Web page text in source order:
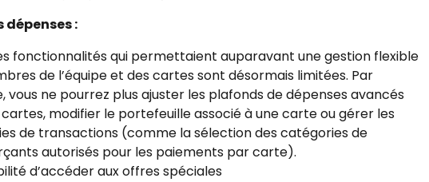
dépenses :
fonctionnalités qui permettaient auparavant une gestion flexible
de l’équipe et des cartes sont désormais limitées. Par
vous ne pourrez plus ajuster les plafonds de dépenses avancés
modifier le portefeuille associé à une carte ou gérer les
de transactions (comme la sélection des catégories de
autorisés pour les paiements par carte).
d’accéder aux offres spéciales